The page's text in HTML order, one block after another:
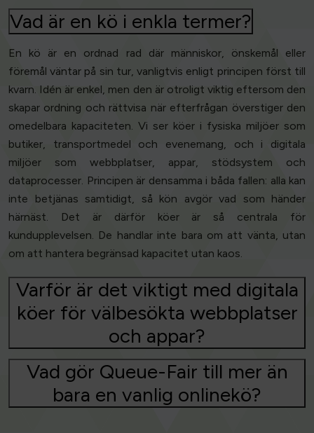
Vad är en kö i enkla termer?
En kö är en ordnad rad där människor, önskemål eller
föremål väntar på sin tur, vanligtvis enligt principen först till
kvarn. Idén är enkel, men den är otroligt viktig eftersom den
skapar ordning och rättvisa när efterfrågan överstiger den
omedelbara kapaciteten. Vi ser köer i fysiska miljöer som
butiker, transportmedel och evenemang, och i digitala
miljöer som webbplatser, appar, stödsystem och
dataprocesser. Principen är densamma i båda fallen: alla kan
inte betjänas samtidigt, så kön avgör vad som händer
härnäst. Det är därför köer är så centrala för
kundupplevelsen. De handlar inte bara om att vänta, utan
om att hantera begränsad kapacitet utan kaos.
Varför är det viktigt med digitala
köer för välbesökta webbplatser
och appar?
Vad gör Queue-Fair till mer än
bara en vanlig onlinekö?